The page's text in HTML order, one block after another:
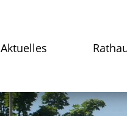
Aktuelles